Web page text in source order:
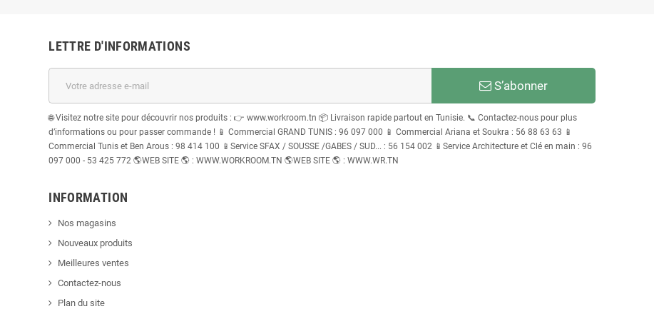
LETTRE D'INFORMATIONS
S’abonner
🌐 Visitez notre site pour découvrir nos produits : 👉 www.workroom.tn 📦 Livraison rapide partout en Tunisie. 📞 Contactez-nous pour plus
d’informations ou pour passer commande ! 📱 Commercial GRAND TUNIS : 96 097 000 📱 Commercial Ariana et Soukra : 56 88 63 63 📱
Commercial Tunis et Ben Arous : 98 414 100 📱Service SFAX / SOUSSE /GABES / SUD... : 56 154 002 📱Service Architecture et Clé en main : 96
097 000 - 53 425 772 🌎WEB SITE 🌎 : WWW.WORKROOM.TN 🌎WEB SITE 🌎 : WWW.WR.TN
INFORMATION
Nos magasins
Nouveaux produits
Meilleures ventes
Contactez-nous
Plan du site